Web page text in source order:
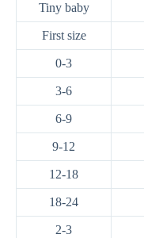
Tiny baby
First size
0-3
3-6
6-9
9-12
12-18
18-24
2-3